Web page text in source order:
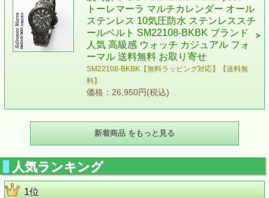
トーレマーラ マルチカレンダー オール
ステンレス 10気圧防水 ステンレススチ
ールベルト SM22108-BKBK ブランド
人気 高級感 ウォッチ カジュアル フォ
ーマル 送料無料 お取り寄せ
SM22108-BKBK【無料ラッピング対応】【送料無
料】
価格：26,950円(税込)
新着商品 をもっと見る
人気ランキング
1位